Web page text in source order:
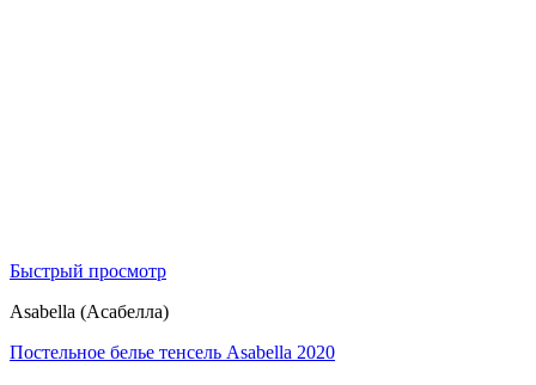
Быстрый просмотр
Asabella (Асабелла)
Постельное белье тенсель Asabella 2020